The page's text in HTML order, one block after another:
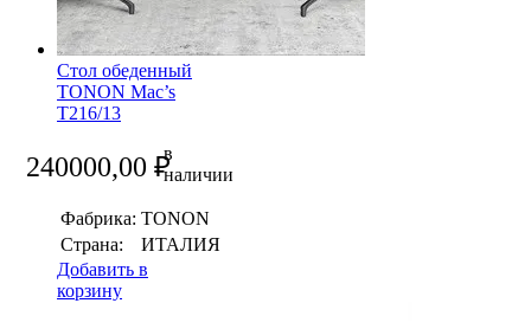
Стол обеденный
TONON Mac’s
T216/13
240000,00₽
в
наличии
Фабрика: TONON
Страна:
ИТАЛИЯ
Добавить в
корзину